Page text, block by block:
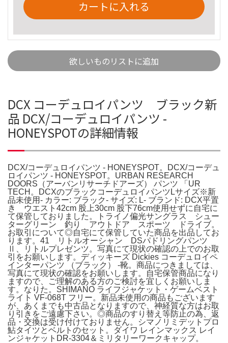
カートに入れる
欲しいものリストに追加
DCX コーデュロイパンツ ブラック新
品 DCX/コーデュロイパンツ -
HONEYSPOTの詳細情報
DCX/コーデュロイパンツ - HONEYSPOT。DCX/コーデュ
ロイパンツ - HONEYSPOT。URBAN RESEARCH
DOORS（アーバンリサーチドアーズ） パンツ 「UR
TECH。DCXのブラックコーデュロイパンツLサイズ※新
品未使用- カラー: ブラック- サイズ: L- ブランド: DCX平置
き ウエスト42cm 股上30cm 股下76cm使用せずに自宅に
て保管しておりました。トライノ偏光サングラス シュー
ターグリーン 釣り アウトドア スポーツ ドライブ。
お取引について◎自宅にて保管していた商品を出品してお
ります。41 リトルオーシャン DSパドリングパンツ
Ⅱ、リトルプレゼンツ。写真にて現状の確認の上でのお取
引をお願いします。ディッキーズ Dickies コーデュロイペ
インターパンツ （ブラック） -靴。商品につきましては、
写真にて現状の確認をお願いします。自宅保管商品になり
ますので、ご理解のある方のご検討を宜しくお願いしま
す。なりた。SHIMANO ライフジャケット・ゲームベスト
ライト VF-068T フリー。新品未使用の商品もございます
が、あくまでも中古品となりますので、神経質な方はお取
り引きをご遠慮下さい。◎商品のすり替え等防止の為、返
品・交換は受け付けておりません。シマノリミデットプロ
鮎タイツとベルトのセット。ダイワ レインマックス レイ
ンジャケットDR-3304＆ミリタリーワークキャップ。